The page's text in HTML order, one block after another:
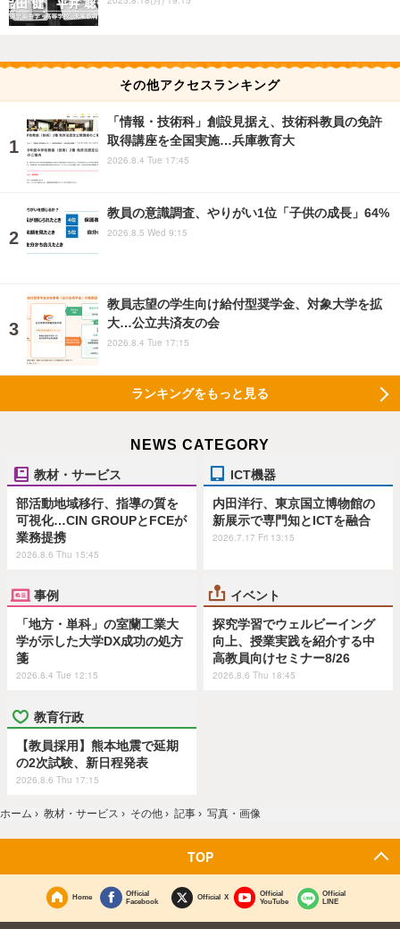
その他アクセスランキング
「情報・技術科」創設見据え、技術科教員の免許
取得講座を全国実施…兵庫教育大
2026.8.4 Tue 17:45
教員の意識調査、やりがい1位「子供の成長」64%
2026.8.5 Wed 9:15
教員志望の学生向け給付型奨学金、対象大学を拡
大…公立共済友の会
2026.8.4 Tue 17:15
ランキングをもっと見る
NEWS CATEGORY
教材・サービス
部活動地域移行、指導の質を
可視化…CIN GROUPとFCEが
業務提携
2026.8.6 Thu 15:45
ICT機器
内田洋行、東京国立博物館の
新展示で専門知とICTを融合
2026.7.17 Fri 13:15
事例
「地方・単科」の室蘭工業大
学が示した大学DX成功の処方
箋
2026.8.4 Tue 12:15
イベント
探究学習でウェルビーイング
向上、授業実践を紹介する中
高教員向けセミナー8/26
2026.8.6 Thu 18:45
教育行政
【教員採用】熊本地震で延期
の2次試験、新日程発表
2026.8.6 Thu 17:15
ホーム › 教材・サービス › その他 › 記事 › 写真・画像
TOP
Home
Official
Facebook
Official X
Official
YouTube
Official
LINE